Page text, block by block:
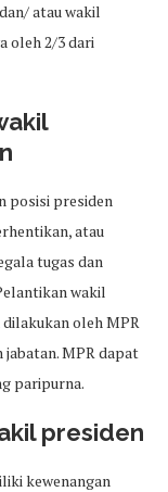
atau wakil
oleh 2/3 dari
posisi presiden
atau
tugas dan
wakil
oleh MPR
MPR dapat
paripurna.
presiden
kewenangan